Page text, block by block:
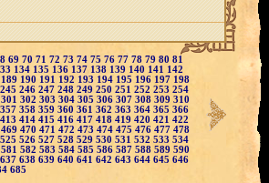
69 70 71 72 73 74 75 76 77 78 79 80 81
134 135 136 137 138 139 140 141
142
189 190 191 192 193 194 195 196 197 198
245 246 247 248 249 250 251 252 253 254
301 302 303 304 305 306 307 308 309 310
357 358 359 360 361 362 363 364 365 366
413 414 415 416 417 418 419 420 421 422
469 470 471 472 473 474 475 476 477 478
525 526 527 528 529 530 531 532 533 534
581 582 583 584 585 586 587 588 589 590
637 638 639 640 641 642 643 644 645 646
685